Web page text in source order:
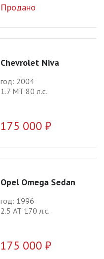
Продано
Chevrolet Niva
год: 2004
1.7 МТ 80 л.с.
175 000 ₽
Opel Omega Sedan
год: 1996
2.5 АТ 170 л.с.
175 000 ₽